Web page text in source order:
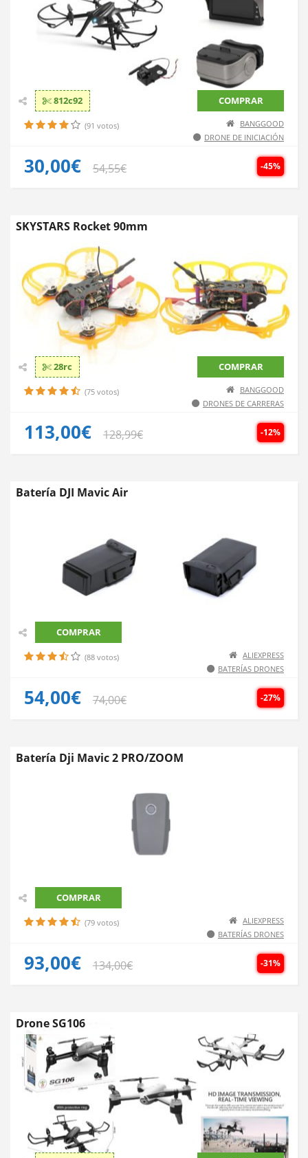
812c92 COMPRAR
(91 votos)
BANGGOOD
DRONE DE INICIACIÓN
-45%
30,00€ 54,55€
SKYSTARS Rocket 90mm
28rc COMPRAR
(75 votos)
BANGGOOD
DRONES DE CARRERAS
-12%
113,00€ 128,99€
Batería DJI Mavic Air
COMPRAR
(88 votos)
ALIEXPRESS
BATERÍAS DRONES
-27%
54,00€ 74,00€
Batería Dji Mavic 2 PRO/ZOOM
COMPRAR
(79 votos)
ALIEXPRESS
BATERÍAS DRONES
-31%
93,00€ 134,00€
Drone SG106